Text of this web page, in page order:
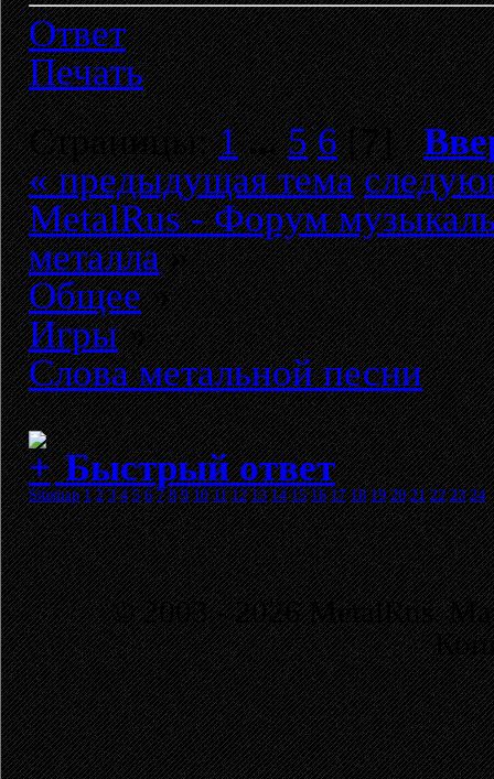
Ответ
Печать
Страницы:1 ...5 6[7]
« предыдущая тема
MetalRus - Форум
металла»
Общее»
Игры»
Слова метальной песни
Быстрый ответ
Sitemap 1 2 3 4 5 6 7 8 9 10 11 12 13 14 15 16 17 18 19 20 21 22 23 24
© 2003 - 2026 MetalRus.